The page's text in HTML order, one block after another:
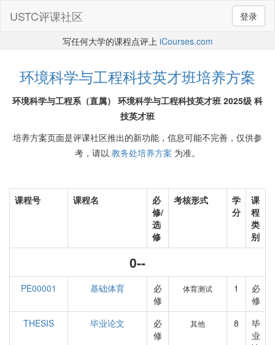
登录
USTC评课社区
写任何大学的课程点评上 iCourses.com
环境科学与工程科技英才班培养方案
环境科学与工程系（直属） 环境科学与工程科技英才班 2025级 科
技英才班
培养方案页面是评课社区推出的新功能，信息可能不完善，仅供参
考，请以 教务处培养方案 为准。
课程号 课程名
必
修/
选
修
考核形式
学
分
课
程
类
别
0--
PE00001 基础体育
必
修
体育测试 1
必
修
THESIS
毕业论文
必
修
其他 8
毕
业